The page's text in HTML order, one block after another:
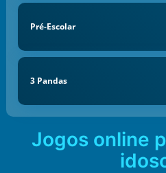
Pré-Escolar
3 Pandas
Jogos online para jovens e